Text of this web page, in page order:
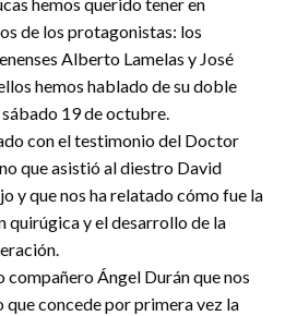
de los protagonistas: los
Alberto Lamelas y José
hemos hablado de su doble
19 de octubre.
con el testimonio del Doctor
que asistió al diestro David
y que nos ha relatado cómo fue la
y el desarrollo de la
compañero Ángel Durán que nos
concede por primera vez la